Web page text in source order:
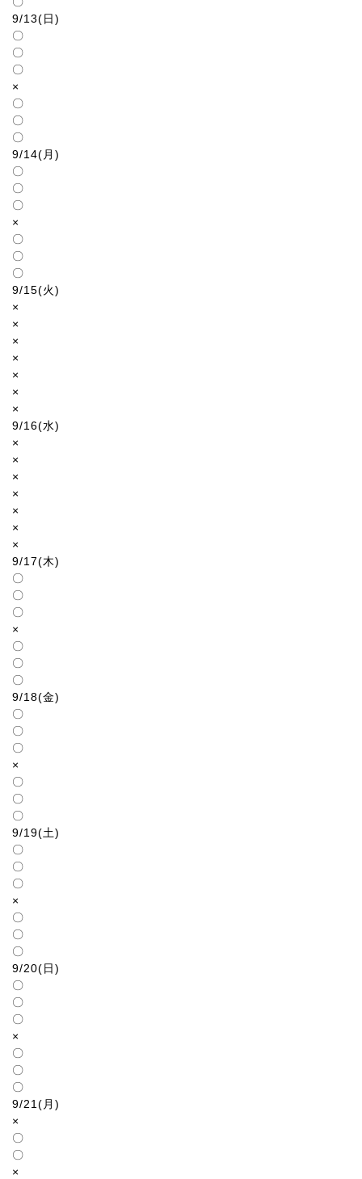
9/13(日)
〇
〇
〇
×
〇
〇
〇
9/14(月)
〇
〇
〇
×
〇
〇
〇
9/15(火)
×
×
×
×
×
×
×
9/16(水)
×
×
×
×
×
×
×
9/17(木)
〇
〇
〇
×
〇
〇
〇
9/18(金)
〇
〇
〇
×
〇
〇
〇
9/19(土)
〇
〇
〇
×
〇
〇
〇
9/20(日)
〇
〇
〇
×
〇
〇
〇
9/21(月)
×
〇
〇
×